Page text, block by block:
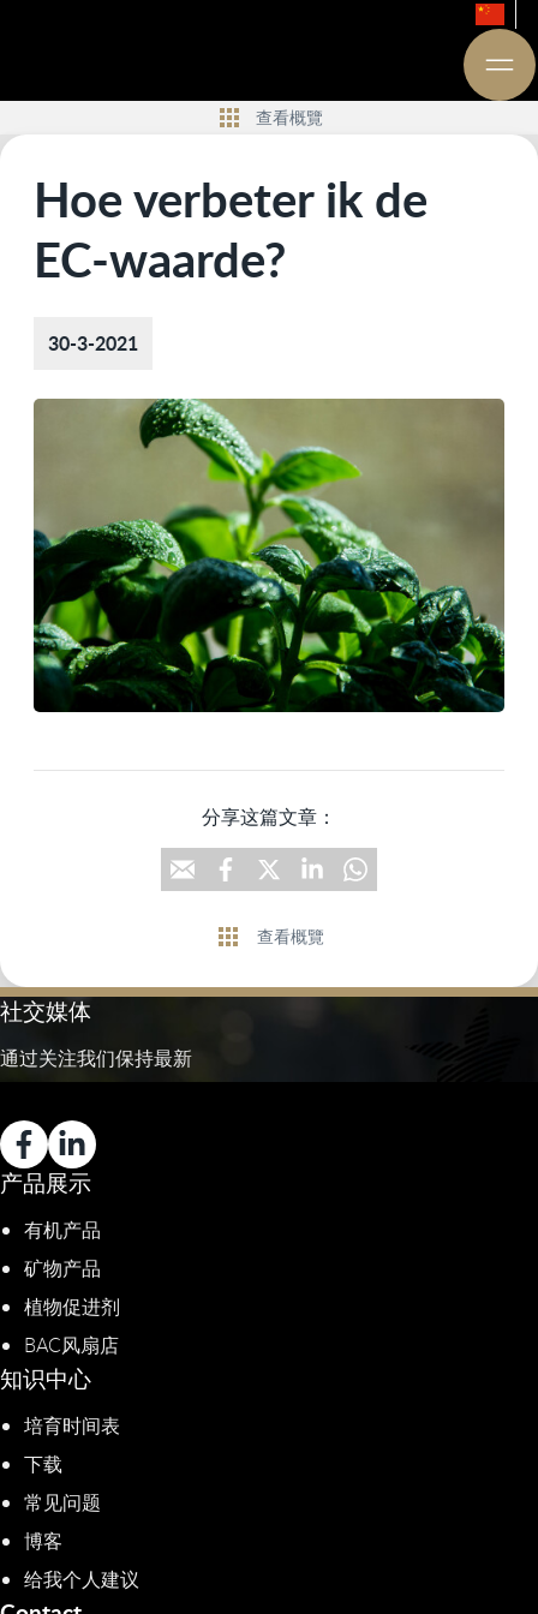
查看概覽
Hoe verbeter ik de
EC-waarde?
30-3-2021
分享这篇文章：
查看概覽
社交媒体
通过关注我们保持最新
产品展示
有机产品
矿物产品
植物促进剂​
BAC风扇店
知识中心
培育时间表
下载
常见问题
博客
给我个人建议